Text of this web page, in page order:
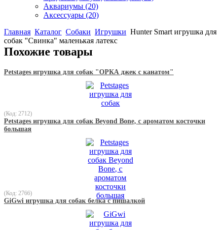
Аквариумы (20)
Аксессуары (20)
Главная Каталог Собаки Игрушки Hunter Smart игрушка для
собак "Свинка" маленькая латекс
Похожие товары
Petstages игрушка для собак "ОРКА джек с канатом"
(Код: 2712)
Petstages игрушка для собак Beyond Bone, с ароматом косточки
большая
(Код: 2766)
GiGwi игрушка для собак белка с пишалкой